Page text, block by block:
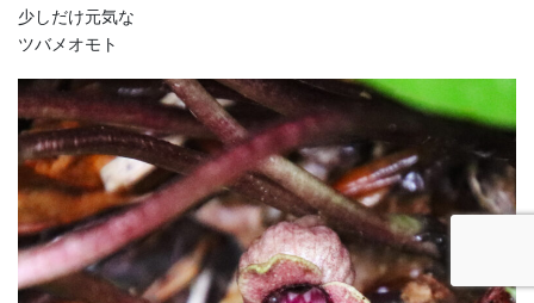
少しだけ元気な
ツバメオモト